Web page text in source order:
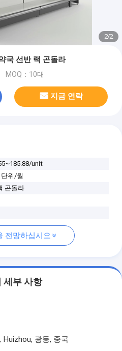
2/2
국 선반 랙 곤돌라
MOQ：10대
지금 연락
unit
단위/월
곤돌라
전망하십시오
세부 사항
광동, 중국